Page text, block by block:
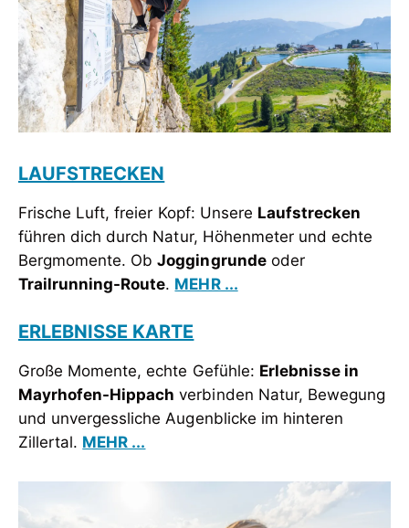
LAUFSTRECKEN
Frische Luft, freier Kopf: Unsere Laufstrecken
führen dich durch Natur, Höhenmeter und echte
Bergmomente. ObJoggingrundeoder
Trailrunning-Route. MEHR ...
ERLEBNISSE KARTE
Große Momente, echte Gefühle: Erlebnisse in
Mayrhofen-Hippach verbinden Natur, Bewegung
und unvergessliche Augenblicke im hinteren
Zillertal. MEHR ...